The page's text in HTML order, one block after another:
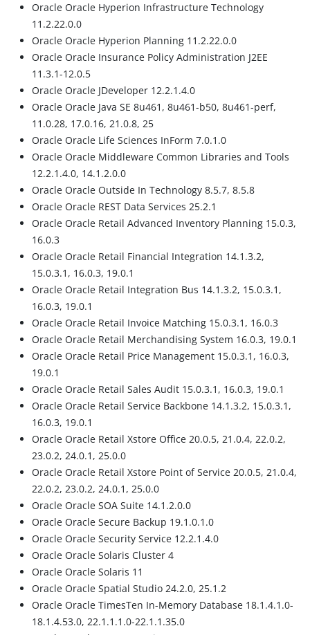
Oracle Oracle Hyperion Infrastructure Technology
11.2.22.0.0
Oracle Oracle Hyperion Planning 11.2.22.0.0
Oracle Oracle Insurance Policy Administration J2EE
11.3.1-12.0.5
Oracle Oracle JDeveloper 12.2.1.4.0
Oracle Oracle Java SE 8u461, 8u461-b50, 8u461-perf,
11.0.28, 17.0.16, 21.0.8, 25
Oracle Oracle Life Sciences InForm 7.0.1.0
Oracle Oracle Middleware Common Libraries and Tools
12.2.1.4.0, 14.1.2.0.0
Oracle Oracle Outside In Technology 8.5.7, 8.5.8
Oracle Oracle REST Data Services 25.2.1
Oracle Oracle Retail Advanced Inventory Planning 15.0.3,
16.0.3
Oracle Oracle Retail Financial Integration 14.1.3.2,
15.0.3.1, 16.0.3, 19.0.1
Oracle Oracle Retail Integration Bus 14.1.3.2, 15.0.3.1,
16.0.3, 19.0.1
Oracle Oracle Retail Invoice Matching 15.0.3.1, 16.0.3
Oracle Oracle Retail Merchandising System 16.0.3, 19.0.1
Oracle Oracle Retail Price Management 15.0.3.1, 16.0.3,
19.0.1
Oracle Oracle Retail Sales Audit 15.0.3.1, 16.0.3, 19.0.1
Oracle Oracle Retail Service Backbone 14.1.3.2, 15.0.3.1,
16.0.3, 19.0.1
Oracle Oracle Retail Xstore Office 20.0.5, 21.0.4, 22.0.2,
23.0.2, 24.0.1, 25.0.0
Oracle Oracle Retail Xstore Point of Service 20.0.5, 21.0.4,
22.0.2, 23.0.2, 24.0.1, 25.0.0
Oracle Oracle SOA Suite 14.1.2.0.0
Oracle Oracle Secure Backup 19.1.0.1.0
Oracle Oracle Security Service 12.2.1.4.0
Oracle Oracle Solaris Cluster 4
Oracle Oracle Solaris 11
Oracle Oracle Spatial Studio 24.2.0, 25.1.2
Oracle Oracle TimesTen In-Memory Database 18.1.4.1.0-
18.1.4.53.0, 22.1.1.1.0-22.1.1.35.0